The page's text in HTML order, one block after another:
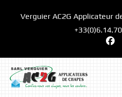
Verguier AC2G Applicateur